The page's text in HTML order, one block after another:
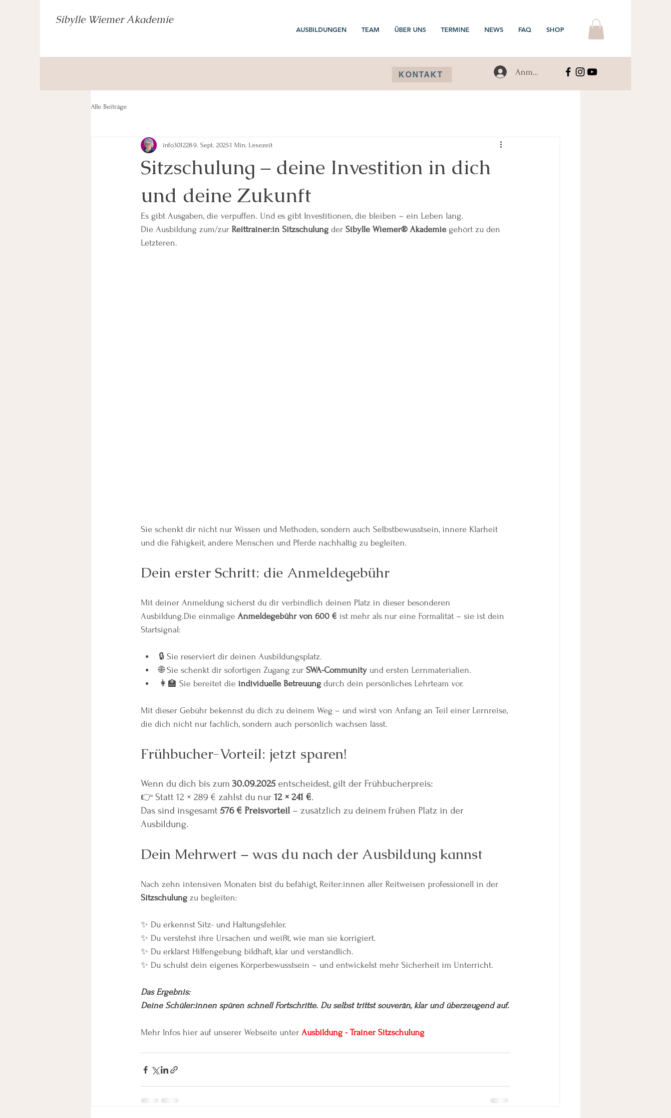
Sibylle Wiemer Akademie
AUSBILDUNGEN TEAM ÜBER UNS TERMINE NEWS FAQ SHOP
KONTAKT Anmelden
Alle Beiträge
Sitzschulung – deine Investition in dich
und deine Zukunft
info3012289. Sept. 20251 Min. Lesezeit
Es gibt Ausgaben, die verpuffen. Und es gibt Investitionen, die bleiben – ein Leben lang.
Die Ausbildung zum/zur Reittrainer:in Sitzschulung der Sibylle Wiemer® Akademie gehört zu den
Letzteren.
Sie schenkt dir nicht nur Wissen und Methoden, sondern auch Selbstbewusstsein, innere Klarheit
und die Fähigkeit, andere Menschen und Pferde nachhaltig zu begleiten.
Dein erster Schritt: die Anmeldegebühr
Mit deiner Anmeldung sicherst du dir verbindlich deinen Platz in dieser besonderen
Ausbildung.Die einmalige Anmeldegebühr von 600 € ist mehr als nur eine Formalität – sie ist dein
Startsignal:
🔒 Sie reserviert dir deinen Ausbildungsplatz.
🌐 Sie schenkt dir sofortigen Zugang zur SWA-Community und ersten Lernmaterialien.
👩‍🏫 Sie bereitet die individuelle Betreuung durch dein persönliches Lehrteam vor.
Mit dieser Gebühr bekennst du dich zu deinem Weg – und wirst von Anfang an Teil einer Lernreise,
die dich nicht nur fachlich, sondern auch persönlich wachsen lässt.
Frühbucher-Vorteil: jetzt sparen!
Wenn du dich bis zum 30.09.2025 entscheidest, gilt der Frühbucherpreis:
👉 Statt 12 × 289 € zahlst du nur 12 × 241 €.
Das sind insgesamt 576 € Preisvorteil – zusätzlich zu deinem frühen Platz in der
Ausbildung.
Dein Mehrwert – was du nach der Ausbildung kannst
Nach zehn intensiven Monaten bist du befähigt, Reiter:innen aller Reitweisen professionell in der
Sitzschulung zu begleiten:
✨ Du erkennst Sitz- und Haltungsfehler.
✨ Du verstehst ihre Ursachen und weißt, wie man sie korrigiert.
✨ Du erklärst Hilfengebung bildhaft, klar und verständlich.
✨ Du schulst dein eigenes Körperbewusstsein – und entwickelst mehr Sicherheit im Unterricht.
Das Ergebnis:
Deine Schüler:innen spüren schnell Fortschritte. Du selbst trittst souverän, klar und überzeugend auf.
Mehr Infos hier auf unserer Webseite unter Ausbildung - Trainer Sitzschulung